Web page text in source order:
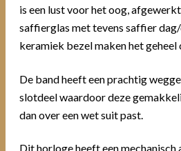
is een lust voor het oog,
saffierglas met tevens saffier
keramiek bezel maken het geheel
De band heeft een prachtig
slotdeel waardoor deze
dan over een wet suit past.
Dit horloge heeft een